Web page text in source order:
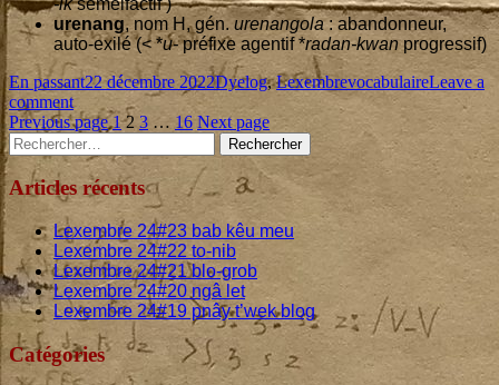
ure­nang, nom H, gén. ure­nan­go­la: aban­don­neur,
auto-exi­lé (< *u-pré­fixe agen­tif *radan-kwanprogressif)
Format
En passantPublished
22 décembre 2022Categories
Dyelog,LexembreTags
vocabulaireLeave a
commenton
Lexembre-
22
lelen
Pagination
des
publications
Previous pagePage
1Page
2 Page
3 … Page
16 Next page
Main
Sidebar
Rechercher :
Articles récents
Lexembre 24#23 bab kêu meu
Lexembre 24#22 to-nib
Lexembre24#21blo-grob
Lexembre24#20ngâ let
Lexembre 24#19 pnây t’wek blog
Catégories